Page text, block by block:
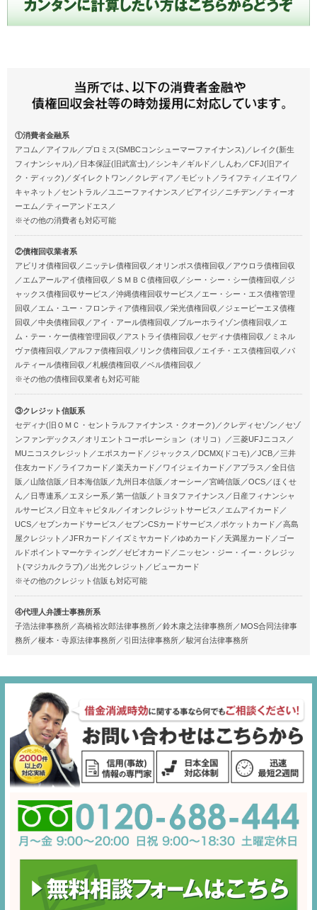
①消費者金融系
アコム／アイフル／プロミス(SMBCコンシューマーファイナンス)／レイク(新生
フィナンシャル)／日本保証(旧武富士)／シンキ／ギルド／しんわ／CFJ(旧アイ
ク・ディック)／ダイレクトワン／クレディア／モビット／ライフティ／エイワ／
キャネット／セントラル／ユニーファイナンス／ビアイジ／ニチデン／ティーオ
ーエム／ティーアンドエス／
※その他の消費者も対応可能
②債権回収業者系
アビリオ債権回収／ニッテレ債権回収／オリンポス債権回収／アウロラ債権回収
／エムアールアイ債権回収／ＳＭＢＣ債権回収／シー・シー・シー債権回収／ジ
ャックス債権回収サービス／沖縄債権回収サービス／エー・シー・エス債権管理
回収／エム・ユー・フロンティア債権回収／栄光債権回収／ジェーピーエヌ債権
回収／中央債権回収／アイ・アール債権回収／ブルーホライゾン債権回収／エ
ム・テー・ケー債権管理回収／アストライ債権回収／セディナ債権回収／ミネル
ヴァ債権回収／アルファ債権回収／リンク債権回収／エイチ・エス債権回収／パ
ルティール債権回収／札幌債権回収／ベル債権回収／
※その他の債権回収業者も対応可能
③クレジット信販系
セディナ(旧ＯＭＣ・セントラルファイナンス・クオーク)／クレディセゾン／セゾ
ンファンデックス／オリエントコーポレーション（オリコ）／三菱UFJニコス／
MUニコスクレジット／エポスカード／ジャックス／DCMX(ドコモ)／JCB／三井
住友カード／ライフカード／楽天カード／ワイジェイカード／アプラス／全日信
販／山陰信販／日本海信販／九州日本信販／オーシー／宮崎信販／OCS／ほくせ
ん／日専連系／エヌシー系／第一信販／トヨタファイナンス／日産フィナンシャ
ルサービス／日立キャピタル／イオンクレジットサービス／エムアイカード／
UCS／セブンカードサービス／セブンCSカードサービス／ポケットカード／高島
屋クレジット／JFRカード／イズミヤカード／ゆめカード／天満屋カード／ゴー
ルドポイントマーケティング／ゼビオカード／ニッセン・ジー・イー・クレジッ
ト(マジカルクラブ)／出光クレジット／ビューカード
※その他のクレジット信販も対応可能
④代理人弁護士事務所系
子浩法律事務所／高橋裕次郎法律事務所／鈴木康之法律事務所／MOS合同法律事
務所／榎本・寺原法律事務所／引田法律事務所／駿河台法律事務所